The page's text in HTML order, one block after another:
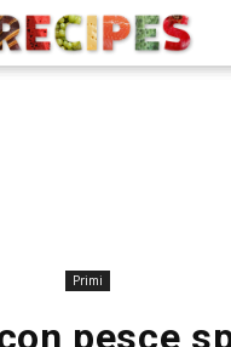
Primi
pesce